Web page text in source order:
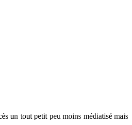
un tout petit peu moins médiatisé mais